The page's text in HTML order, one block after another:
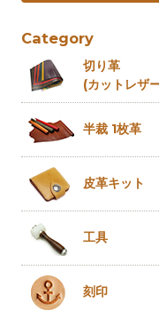
Category
切り革
(カットレザ
半裁 1枚革
皮革キット
工具
刻印